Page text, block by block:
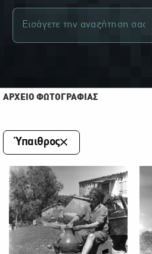
ΑΡΧΕΙΟ ΦΩΤΟΓΡΑΦΙΑΣ
Ύπαιθρος